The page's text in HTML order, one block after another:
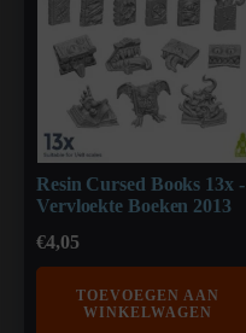
Resin Cursed Books 13x -
Vervloekte Boeken 2013
€4,05
TOEVOEGEN AAN
WINKELWAGEN